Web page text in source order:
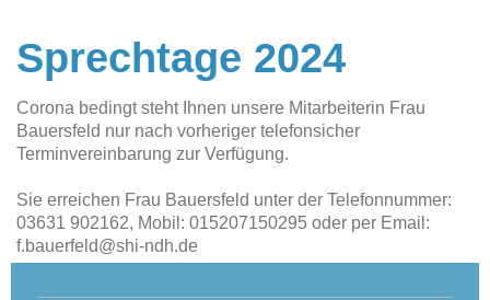
Sprechtage 2024
Corona bedingt steht Ihnen unsere Mitarbeiterin Frau
Bauersfeld nur nach vorheriger telefonsicher
Terminvereinbarung zur Verfügung.
Sie erreichen Frau Bauersfeld unter der Telefonnummer:
03631 902162, Mobil: 015207150295 oder per Email:
f.bauerfeld@shi-ndh.de